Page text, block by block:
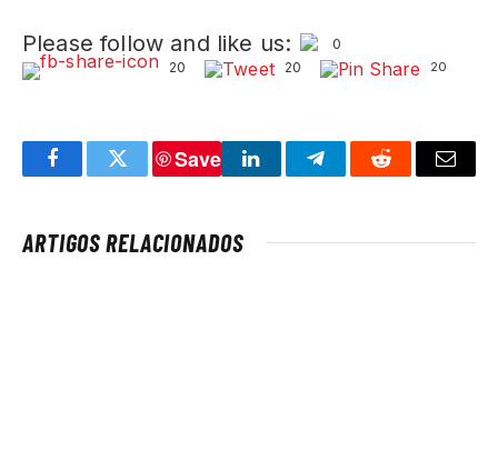
Please follow and like us:
0
20
20 20
FacebookTwitter
Save
LinkedInTelegramReddit Email
ARTIGOS RELACIONADOS